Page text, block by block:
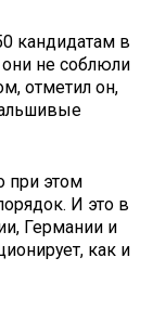
кандидатам в
они не соблюли
отметил он,
при этом
И это в
Германии и
как и